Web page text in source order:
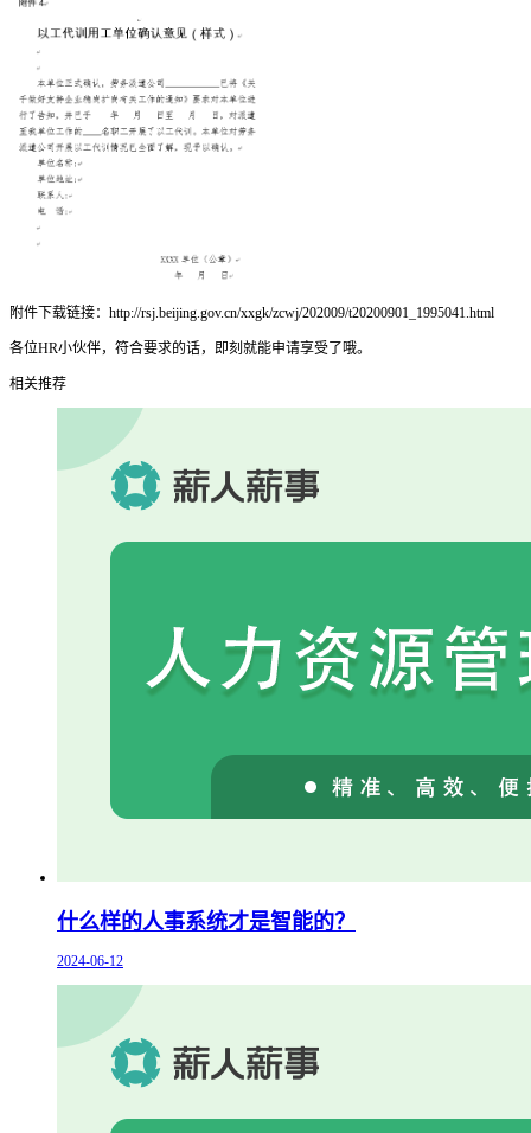
附件下载链接：http://rsj.beijing.gov.cn/xxgk/zcwj/202009/t20200901_1995041.html
各位HR小伙伴，符合要求的话，即刻就能申请享受了哦。
相关推荐
什么样的人事系统才是智能的？
2024-06-12